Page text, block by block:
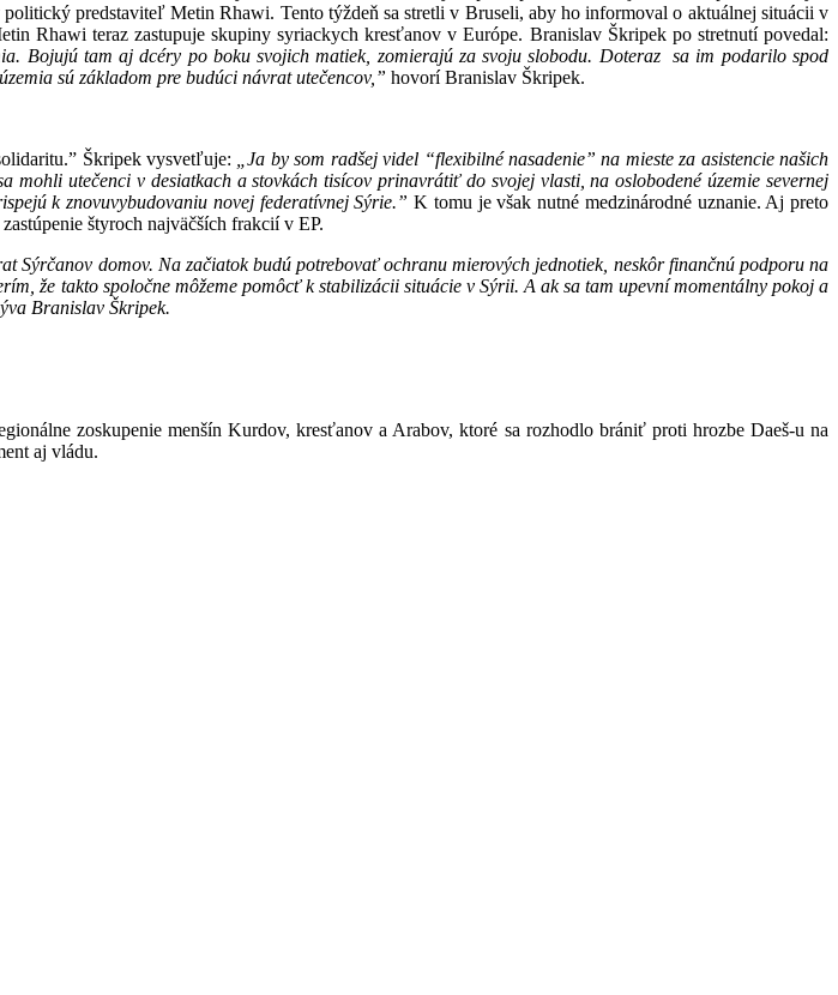
predstaviteľ Metin Rhawi. Tento týždeň sa stretli v Bruseli, aby ho informoval o aktuálnej situácii v
Rhawi teraz zastupuje skupiny syriackych kresťanov v Európe. Branislav Škripek po stretnutí povedal:
Bojujú tam aj dcéry po boku svojich matiek, zomierajú za svoju slobodu. Doteraz sa im podarilo spod
sú základom pre budúci návrat utečencov,” hovorí Branislav Škripek.
Škripek vysvetľuje: „Ja by som radšej videl “flexibilné nasadenie” na mieste za asistencie našich
utečenci v desiatkach a stovkách tisícov prinavrátiť do svojej vlasti, na oslobodené územie severnej
k znovuvybudovaniu novej federatívnej Sýrie.” K tomu je však nutné medzinárodné uznanie. Aj preto
štyroch najväčších frakcií v EP.
Sýrčanov domov. Na začiatok budú potrebovať ochranu mierových jednotiek, neskôr finančnú podporu na
že takto spoločne môžeme pomôcť k stabilizácii situácie v Sýrii. A ak sa tam upevní momentálny pokoj a
Branislav Škripek.
zoskupenie menšín Kurdov, kresťanov a Arabov, ktoré sa rozhodlo brániť proti hrozbe Daeš-u na
aj vládu.